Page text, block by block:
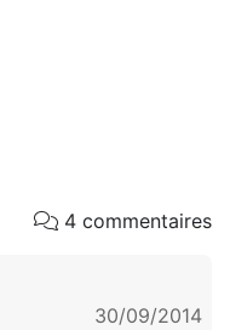
4 commentaires
30/09/2014